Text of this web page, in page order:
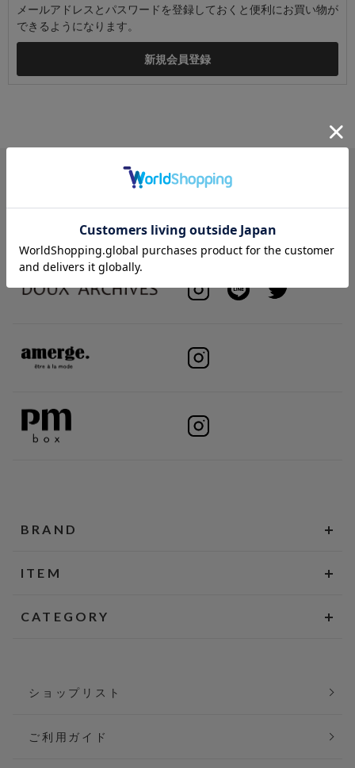
メールアドレスとパスワードを登録しておくと便利にお買い物が
できるようになります。
BRAND
ITEM
CATEGORY
ショップリスト
ご利用ガイド